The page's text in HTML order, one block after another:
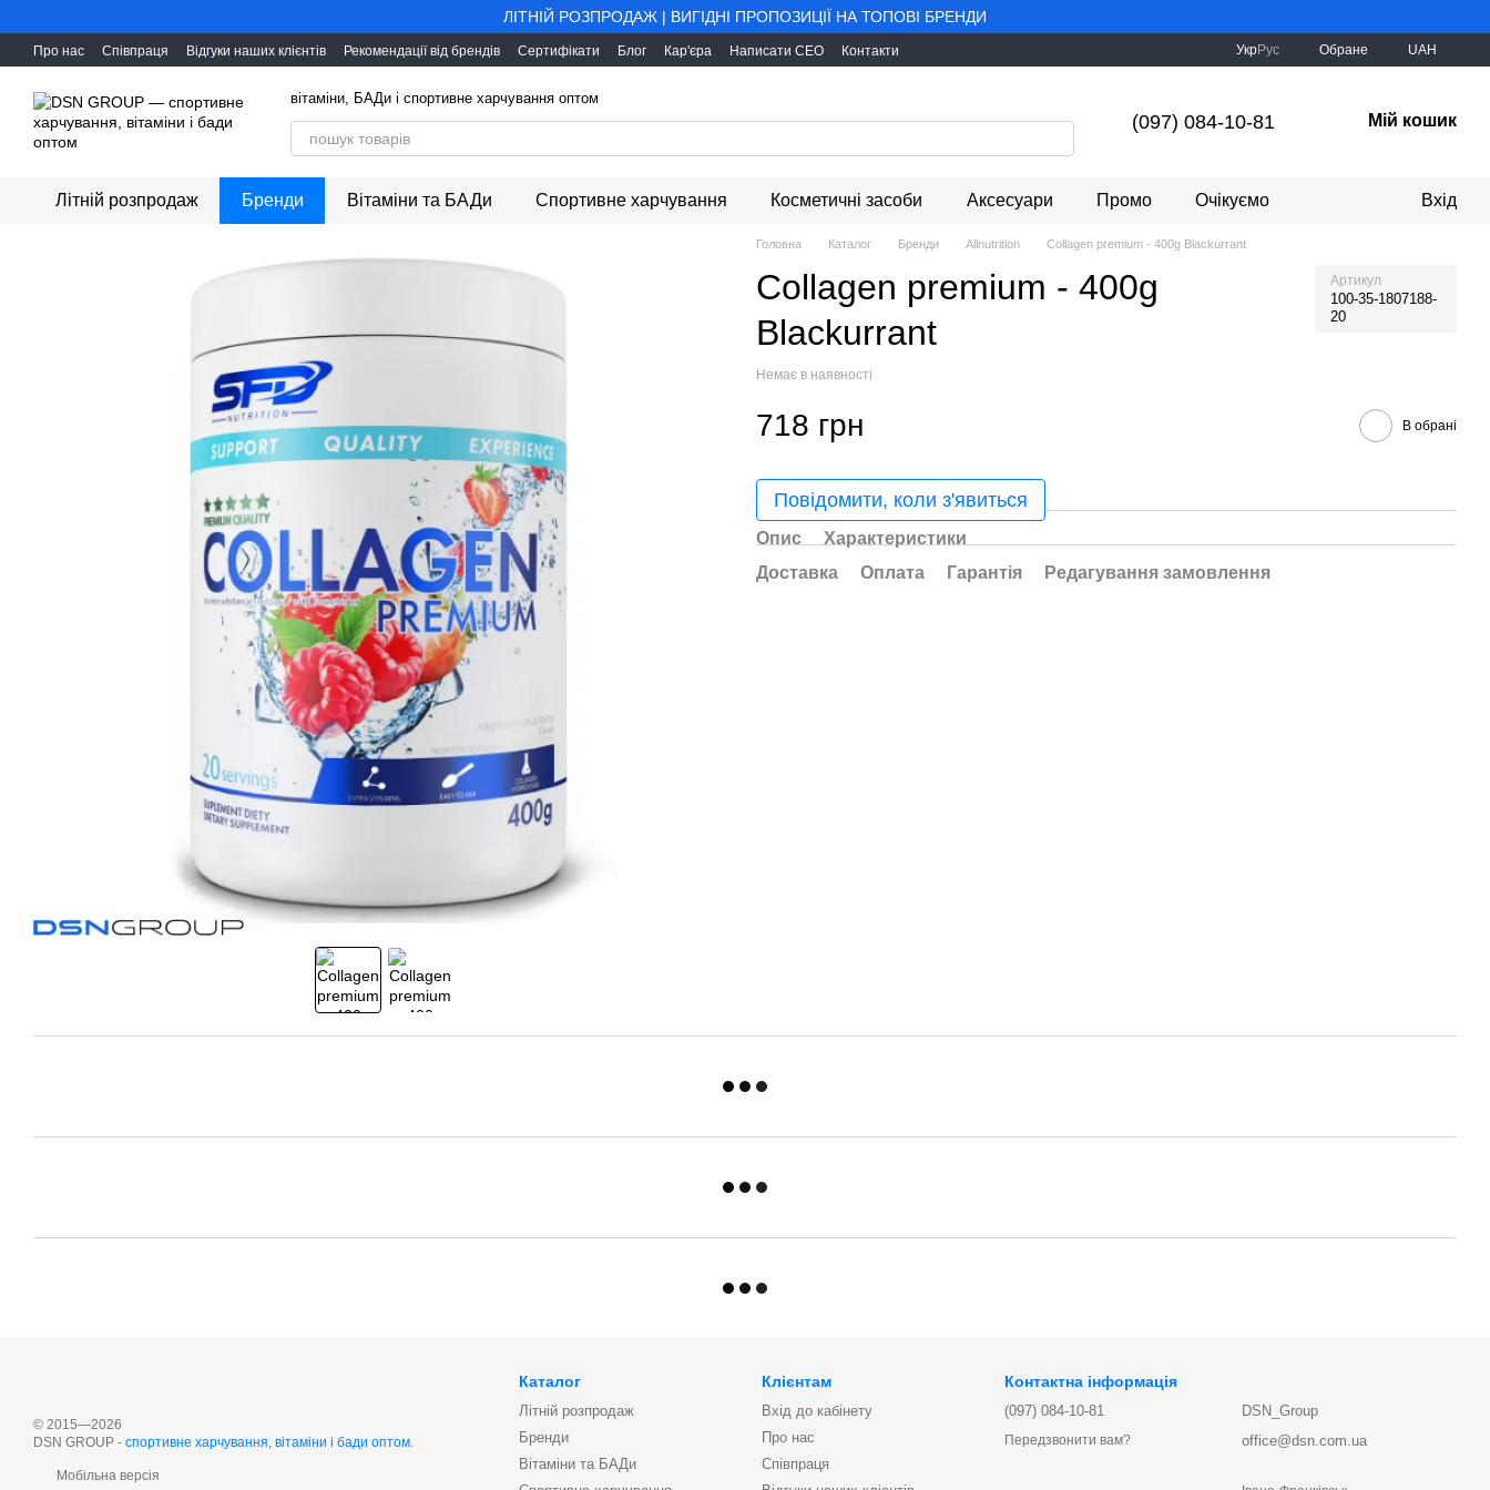
ЛІТНІЙ РОЗПРОДАЖ | ВИГІДНІ ПРОПОЗИЦІЇ НА ТОПОВІ БРЕНДИ
Про нас Співпраця Відгуки наших клієнтів Рекомендації від брендів Сертифікати Блог Кар'єра Написати CEO Контакти УкрРус Обране UAH
вітаміни, БАДи і cпортивне харчування оптом
(097) 084-10-81 Мій кошик
Літній розпродаж Бренди Вітаміни та БАДи Спортивне харчування Косметичні засоби Аксесуари Промо Очікуємо Вхід
Головна Каталог Бренди Allnutrition Collagen premium - 400g Blackurrant
Collagen premium - 400g
Blackurrant
Артикул
100-35-1807188-
20
Немає в наявності
718 грн В обрані
Повідомити, коли з'явиться
Опис
Характеристики
Доставка
Оплата Гарантія Редагування замовлення
© 2015—2026
DSN GROUP - cпортивне харчування, вітаміни і бади оптом.
Мобільна версія
Каталог
Літній розпродаж
Бренди
Вітаміни та БАДи
Клієнтам
Вхід до кабінету
Про нас
Співпраця
Контактна інформація
(097) 084-10-81
Передзвонити вам?
DSN_Group
office@dsn.com.ua